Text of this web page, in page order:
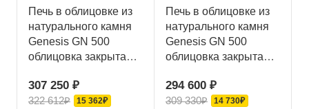
Печь в облицовке из
натурального камня
Genesis GN 500
облицовка закрытая
талькохлорит-
шлифовка
307 250 ₽
322 612₽ 15 362₽
Печь в облицовке из
натурального камня
Genesis GN 500
облицовка закрытая
элит
294 600 ₽
309 330₽ 14 730₽